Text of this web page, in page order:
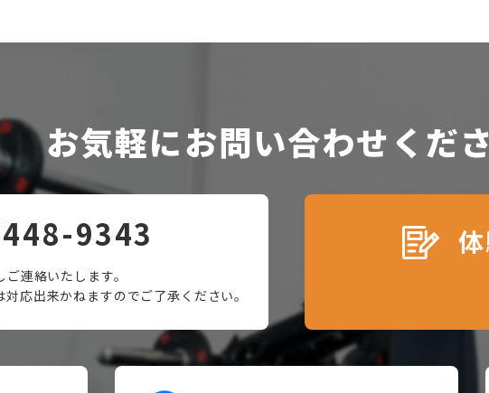
お気軽にお問い合わせくだ
9343
連絡いたします。
応出来かねますのでご了承ください。